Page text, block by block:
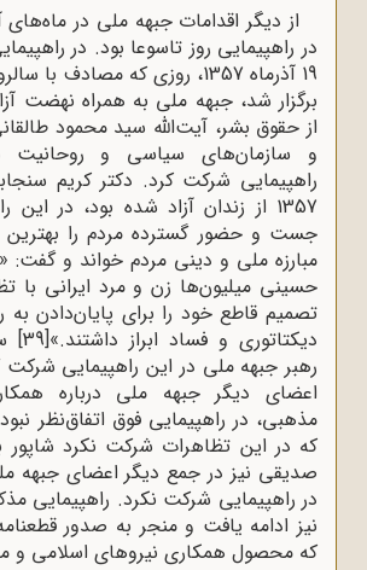
از دیگر اقدامات جبهه ملی در
در راهپیمایی روز تاسوعا بود. در
19 آذرماه 1357، روزی که مصادف
برگزار شد، جبهه ملی به همراه نهضت
از حقوق بشر، آیت‌الله سید محمود
و سازمان‌های سیاسی و روحانیت
1357 از زندان آزاد شده بود، در
جست و حضور گسترده مردم را بهترین
مبارزه ملی و دینی مردم خواند و گفت:
حسینی میلیون‌ها زن و مرد ایرانی با
تصمیم قاطع خود را برای پایان‌دادن به
دیکتاتوری و فساد ابراز داشتند.»[39]
رهبر جبهه ملی در این راهپیمایی شرکت
اعضای دیگر جبهه ملی درباره
مذهبی، در راهپیمایی فوق اتفاق‌نظر
که در این تظاهرات شرکت نکرد شاپور
صدیقی نیز در جمع دیگر اعضای جبهه
در راهپیمایی شرکت نکرد. راهپیمایی
که محصول همکاری نیروهای اسلامی و